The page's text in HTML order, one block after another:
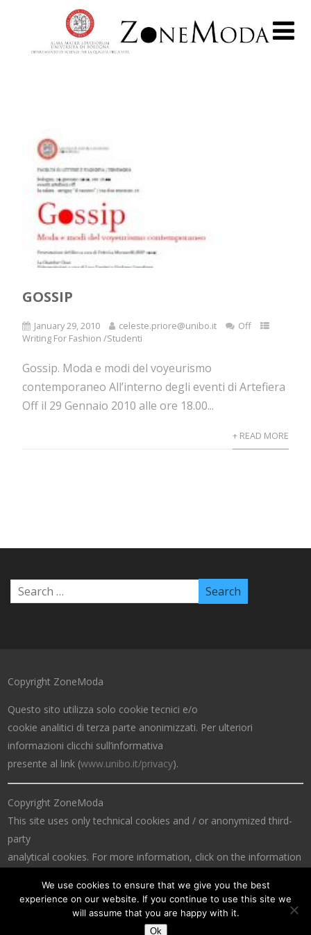
GOSSIP
January 29, 2010 celeste.priore@unibo.it
Off
Writing For Fashion /Studenti
Gossip. Moda e modi del voyeurismo
contemporaneo All’interno degli eventi di Artefiera
Off il 29 Gennaio 2010 alle ore 18.00...
+ READ MORE
Copyright ZoneModa
Questo sito utilizza solo cookie tecnici e/o
cookie analitici di terza parte anonimizzati. Per ulteriori
informazioni clicchi sull’informativa
presente al link (www.unibo.it/privacy).
Copyright ZoneModa
This site uses only technical cookies and / or anonymized third-
party
analytical cookies. For more information, click on the information
We use cookies to ensure that we give you the best
experience on our website. If you continue to use this site we
will assume that you are happy with it.
Ok